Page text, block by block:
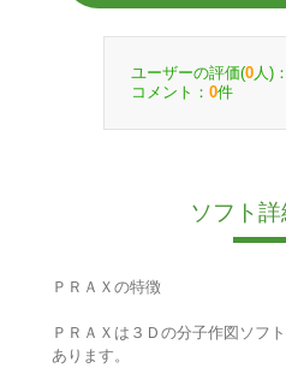
ユーザーの評価(0 人)：
コメント： 0件
ソフト詳
ＰＲＡＸの特徴
ＰＲＡＸは３Ｄの分子作図ソフ
あります。